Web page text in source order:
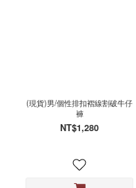
(現貨)男/個性排扣褶線割破牛仔
褲
NT$1,280